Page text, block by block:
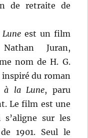
de retraite de
est un film
Juran,
nom de H. G.
inspiré du roman
à la Lune, paru
Le film est une
s’aligne sur les
1901. Seul le